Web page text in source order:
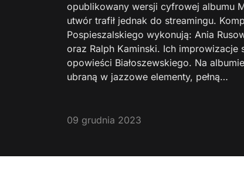
opublikowany wersji cyfrowej albumu
utwór trafił jednak do streamingu.
Pospieszalskiego wykonują: Ania
oraz Ralph Kaminski. Ich
opowieści Białoszewskiego. Na
ubraną w jazzowe elementy, pełną…
09 grudnia 2023